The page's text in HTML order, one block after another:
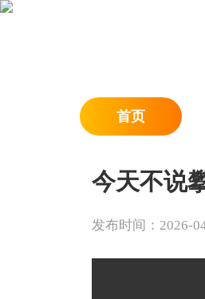
首页
今天不说
发布时间：2026-